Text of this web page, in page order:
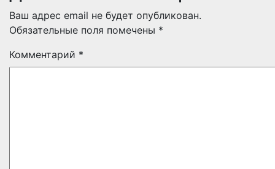
Ваш адрес email не будет опубликован.
Обязательные поля помечены *
Комментарий *